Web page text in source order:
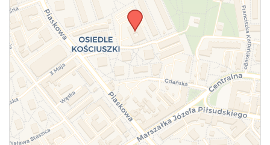
WYŚLIJ